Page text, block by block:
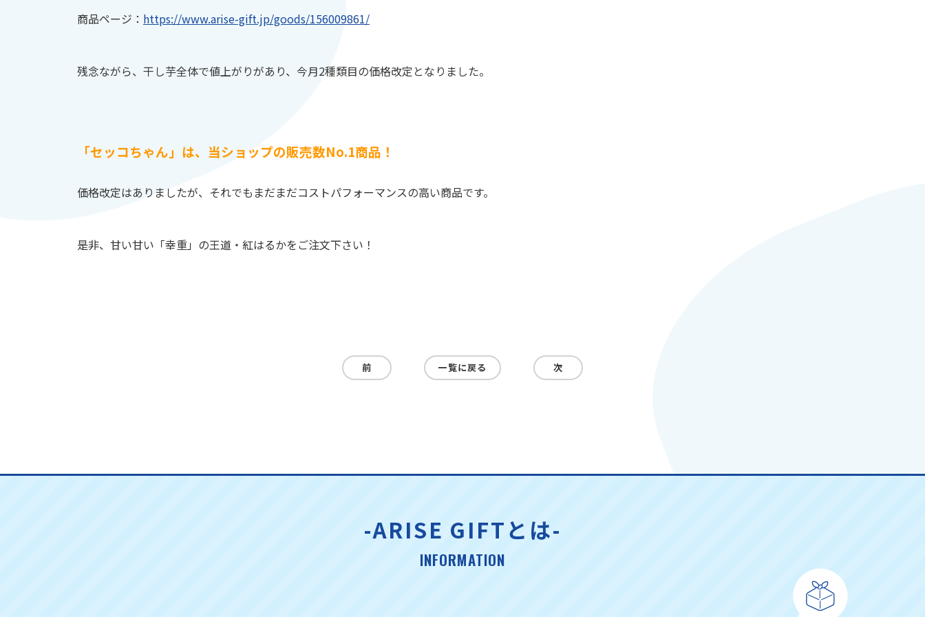
商品ページ： https://www.arise-gift.jp/goods/156009861/
残念ながら、干し芋全体で値上がりがあり、今月2種類目の価格改定となりました。
「セッコちゃん」は、当ショップの販売数No.1商品！
価格改定はありましたが、それでもまだまだコストパフォーマンスの高い商品です。
是非、甘い甘い「幸重」の王道・紅はるかをご注文下さい！
前 一覧に戻る 次
-ARISE GIFTとは-
INFORMATION